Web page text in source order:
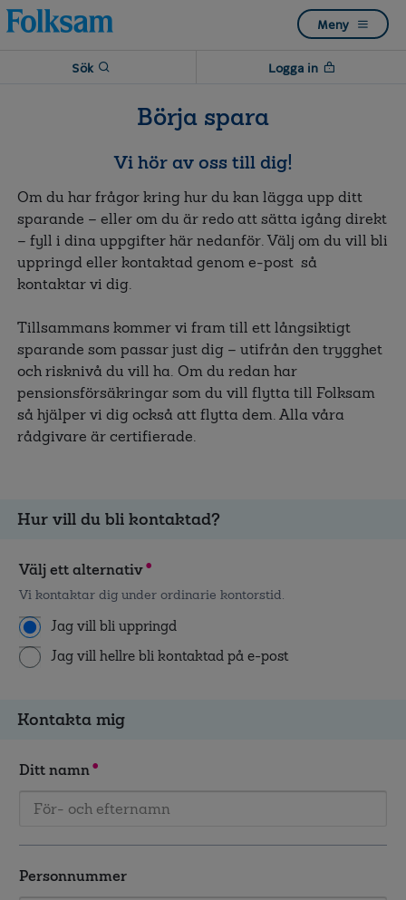
Till
navigation
Till
innehåll
Meny
Sök Logga in
Börja spara
Vi hör av oss till dig!
Om du har frågor kring hur du kan lägga upp ditt
sparande – eller om du är redo att sätta igång direkt
– fyll i dina uppgifter här nedanför. Välj om du vill bli
uppringd eller kontaktad genom e-post så
kontaktar vi dig.
Tillsammans kommer vi fram till ett långsiktigt
sparande som passar just dig – utifrån den trygghet
och risknivå du vill ha. Om du redan har
pensionsförsäkringar som du vill flytta till Folksam
så hjälper vi dig också att flytta dem. Alla våra
rådgivare är certifierade.
Hur vill du bli kontaktad?
Välj ett alternativ
Vi kontaktar dig under ordinarie kontorstid.
Jag vill bli uppringd
Jag vill hellre bli kontaktad på e-post
Kontakta mig
Ditt namn
Personnummer